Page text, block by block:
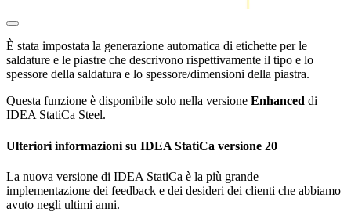
È stata impostata la generazione automatica di etichette per le
saldature e le piastre che descrivono rispettivamente il tipo e lo
spessore della saldatura e lo spessore/dimensioni della piastra.
Questa funzione è disponibile solo nella versione Enhanced di
IDEA StatiCa Steel.
Ulteriori informazioni su IDEA StatiCa versione 20
La nuova versione di IDEA StatiCa è la più grande
implementazione dei feedback e dei desideri dei clienti che abbiamo
avuto negli ultimi anni.